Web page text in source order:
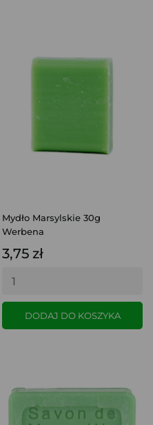
Mydło Marsylskie 30g
Werbena
3,75 zł
DODAJ DO KOSZYKA